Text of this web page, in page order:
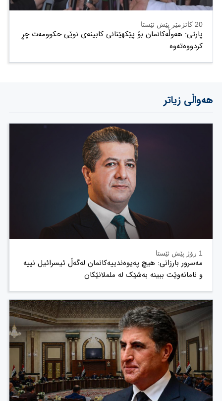
20 کاتژمێر پێش ئێستا
پارتی: هەوڵەکانمان بۆ پێکهێنانی کابینەی نوێی حکوومەت چڕ
کردووەتەوە
هەواڵی زیاتر
1 رۆژ پێش ئێستا
مەسرور بارزانی: هیچ پەیوەندییەکانمان لەگەڵ ئیسرائیل نییە
و نامانەوێت ببینە بەشێک لە ململانێکان